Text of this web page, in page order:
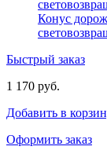
Конус
Быстрый заказ
1 170 руб.
Добавить в
Оформить заказ